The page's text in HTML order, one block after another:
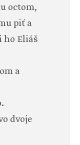
octom,
piť a
ho Eliáš
a
dvoje